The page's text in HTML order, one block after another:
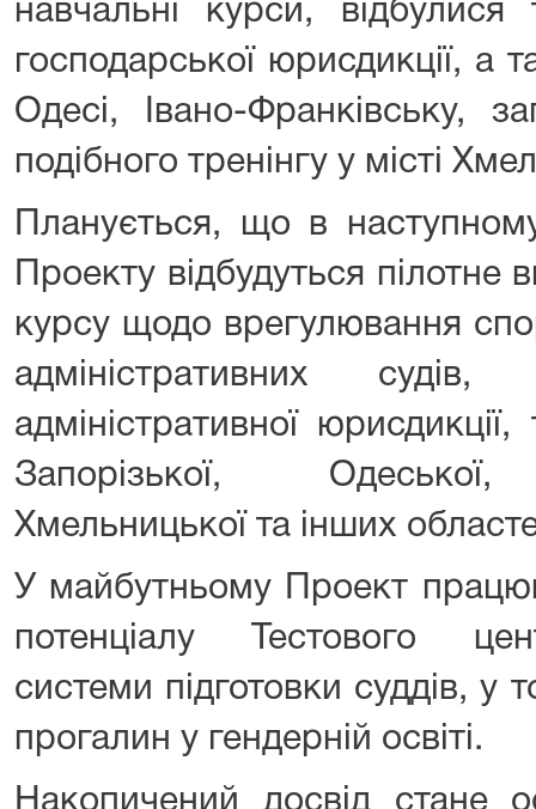
навчальні курси, відбулися
господарської юрисдикції, а
Одесі, Івано-Франківську,
подібного тренінгу у місті
Планується, що в
Проекту відбудуться пілотне
курсу щодо врегулювання
адміністративних судів,
адміністративної
Запорізької, Одеської,
Хмельницької та інших
У майбутньому Проект
потенціалу Тестового
системи підготовки суддів, у
прогалин у гендерній освіті.